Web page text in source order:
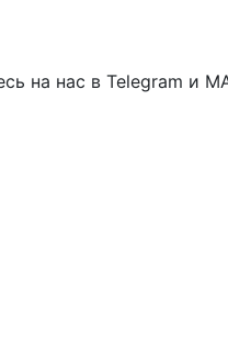
на нас в Telegram и